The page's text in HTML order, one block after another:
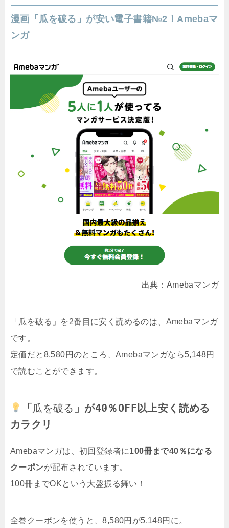
漫画「瓜を破る」が安い電子書籍№2！Amebaマ
ンガ
出典：Amebaマンガ
「瓜を破る」を2番目に安く読めるのは、Amebaマンガ
です。
定価だと8,580円のところ、Amebaマンガなら5,148円
で読むことができます。
「瓜を破る 」が40％OFF以上安く読める
カラクリ
Amebaマンガは、初回登録者に100冊まで40％になる
クーポンが配布されています。
100冊までOKという大盤振る舞い！
全巻クーポンを使うと、8,580円が5,148円に。